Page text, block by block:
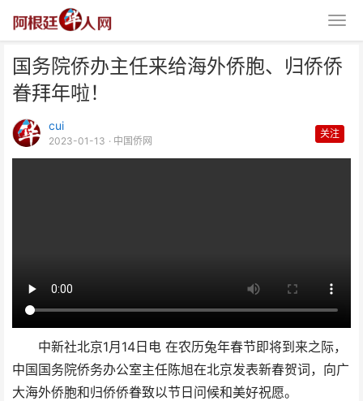
国务院侨办主任来给海外侨胞、归侨侨
眷拜年啦！
cui
2023-01-13 · 中国侨网
关注
中新社北京1月14日电 在农历兔年春节即将到来之际，
中国国务院侨务办公室主任陈旭在北京发表新春贺词，向广
大海外侨胞和归侨侨眷致以节日问候和美好祝愿。